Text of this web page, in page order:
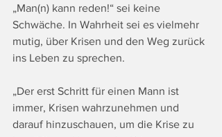
„Man(n) kann reden!“ sei keine
Schwäche. In Wahrheit sei es vielmehr
mutig, über Krisen und den Weg zurück
ins Leben zu sprechen.
„Der erst Schritt für einen Mann ist
immer, Krisen wahrzunehmen und
darauf hinzuschauen, um die Krise zu